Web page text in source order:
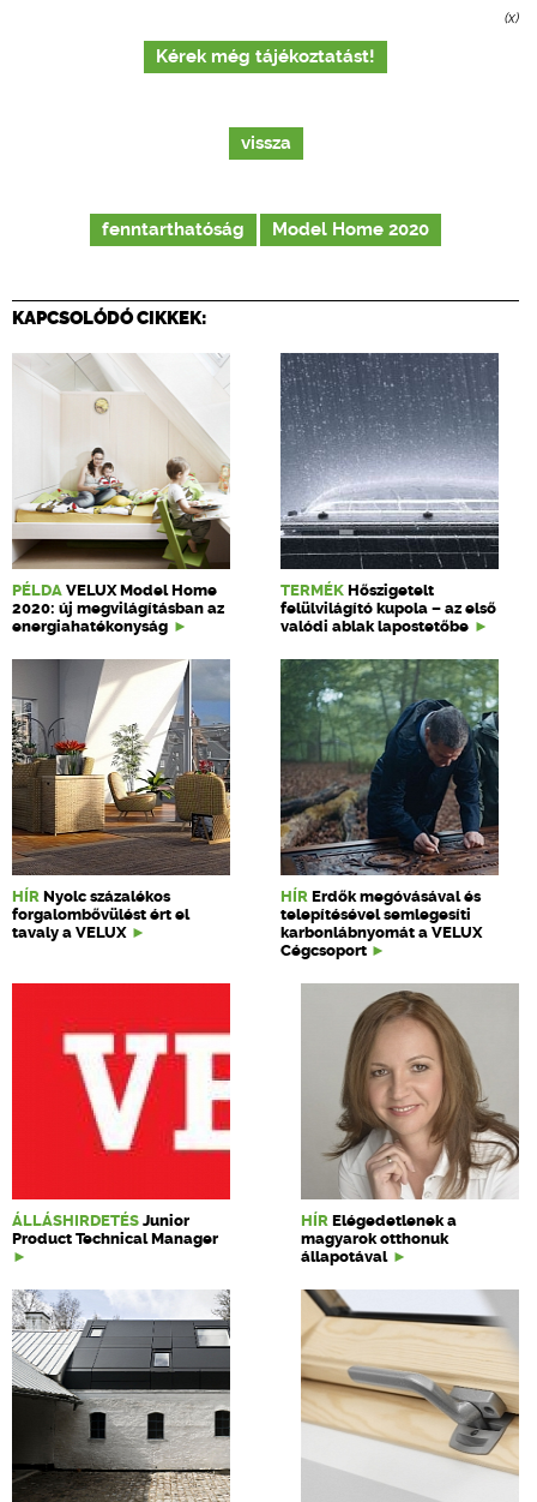
(x)
Kérek még tájékoztatást!
vissza
fenntarthatóság Model Home 2020
KAPCSOLÓDÓ CIKKEK:
PÉLDA VELUX Model Home
2020: új megvilágításban az
energiahatékonyság
TERMÉK Hőszigetelt
felülvilágító kupola – az első
valódi ablak lapostetőbe
HÍR Nyolc százalékos
forgalombővülést ért el
tavaly a VELUX
HÍR Erdők megóvásával és
telepítésével semlegesíti
karbonlábnyomát a VELUX
Cégcsoport
ÁLLÁSHIRDETÉS Junior
Product Technical Manager
HÍR Elégedetlenek a
magyarok otthonuk
állapotával